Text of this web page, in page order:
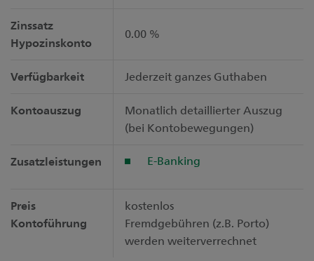
Zinssatz
Hypozinskonto
0.00 %
Verfügbarkeit Jederzeit ganzes Guthaben
Kontoauszug
Monatlich detaillierter Auszug
(bei Kontobewegungen)
Zusatzleistungen E-Banking
Preis
Kontoführung
kostenlos
Fremdgebühren (z.B. Porto)
werden weiterverrechnet